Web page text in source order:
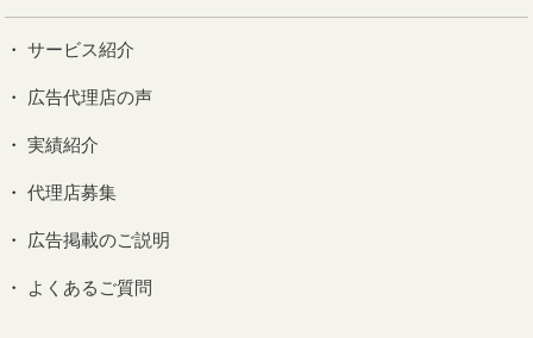
サービス紹介
広告代理店の声
実績紹介
代理店募集
広告掲載のご説明
よくあるご質問